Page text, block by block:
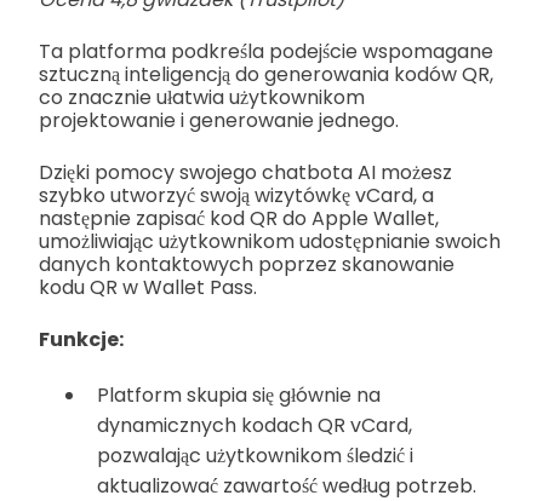
Ta platforma podkreśla podejście wspomagane
sztuczną inteligencją do generowania kodów QR,
co znacznie ułatwia użytkownikom
projektowanie i generowanie jednego.
Dzięki pomocy swojego chatbota AI możesz
szybko utworzyć swoją wizytówkę vCard, a
następnie zapisać kod QR do Apple Wallet,
umożliwiając użytkownikom udostępnianie swoich
danych kontaktowych poprzez skanowanie
kodu QR w Wallet Pass.
Funkcje:
Platform skupia się głównie na
dynamicznych kodach QR vCard,
pozwalając użytkownikom śledzić i
aktualizować zawartość według potrzeb.